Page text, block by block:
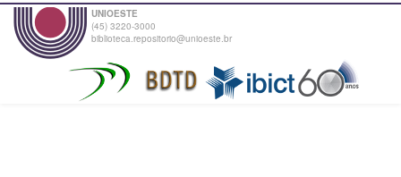
UNIOESTE
(45) 3220-3000
biblioteca.repositorio@unioeste.br